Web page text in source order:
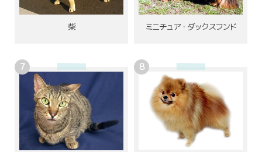
柴 ミニチュア・ダックスフンド